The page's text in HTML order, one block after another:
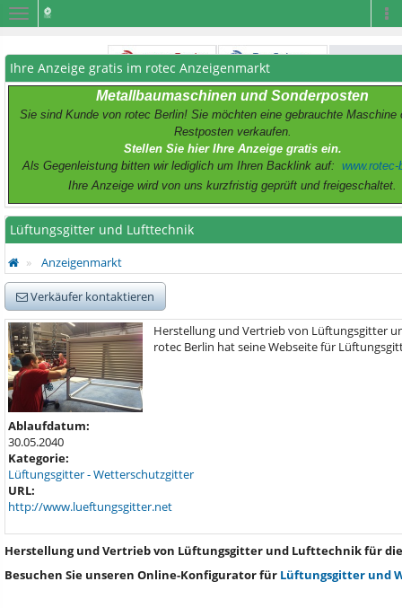
Navigation
Ihre Anzeige gratis im rotec Anzeigenmarkt
Metallbaumaschinen und Sonderposten
Sie sind Kunde von rotec Berlin! Sie möchten eine gebrauchte Maschine
Restposten verkaufen.
Stellen Sie hier Ihre Anzeige gratis ein.
Als Gegenleistung bitten wir lediglich um Ihren Backlink auf: www.rotec-
Ihre Anzeige wird von uns kurzfristig geprüft und freigeschaltet.
Lüftungsgitter und Lufttechnik
Anzeigenmarkt
Verkäufer kontaktieren
Herstellung und Vertrieb von Lüftungsgitter
rotec Berlin hat seine Webseite für
Ablaufdatum:
30.05.2040
Kategorie:
Lüftungsgitter - Wetterschutzgitter
URL:
http://www.lueftungsgitter.net
Herstellung und Vertrieb von Lüftungsgitter und Lufttechnik für
Besuchen Sie unseren Online-Konfigurator für Lüftungsgitter und